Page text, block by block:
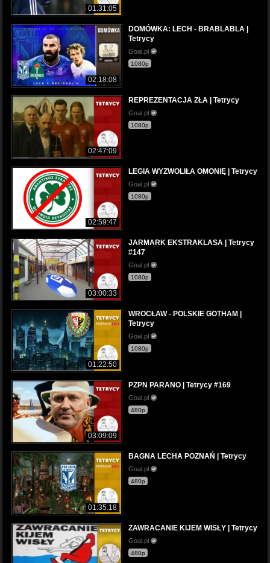
01:31:05
02:18:08
DOMÓWKA: LECH - BRABLABLA |
Tetrycy
Goal.pl
1080p
02:47:09
REPREZENTACJA ZŁA | Tetrycy
Goal.pl
1080p
02:59:47
LEGIA WYZWOLIŁA OMONIĘ | Tetrycy
Goal.pl
1080p
03:00:33
JARMARK EKSTRAKLASA | Tetrycy
#147
Goal.pl
1080p
01:22:50
WROCŁAW - POLSKIE GOTHAM |
Tetrycy
Goal.pl
1080p
03:09:09
PZPN PARANO | Tetrycy #169
Goal.pl
480p
01:35:18
BAGNA LECHA POZNAŃ | Tetrycy
Goal.pl
480p
ZAWRACANIE KIJEM WISŁY | Tetrycy
Goal.pl
480p